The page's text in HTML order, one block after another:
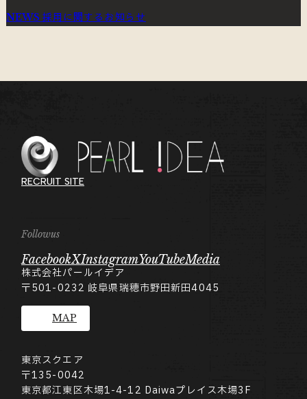
NEWS 採用に関するお知らせ
RECRUIT SITE
Followus
FacebookXInstagramYouTubeMedia
株式会社パールイデア
〒501-0232 岐阜県瑞穂市野田新田4045
MAP
東京スクエア
〒135-0042
東京都江東区木場1-4-12 Daiwaプレイス木場3F